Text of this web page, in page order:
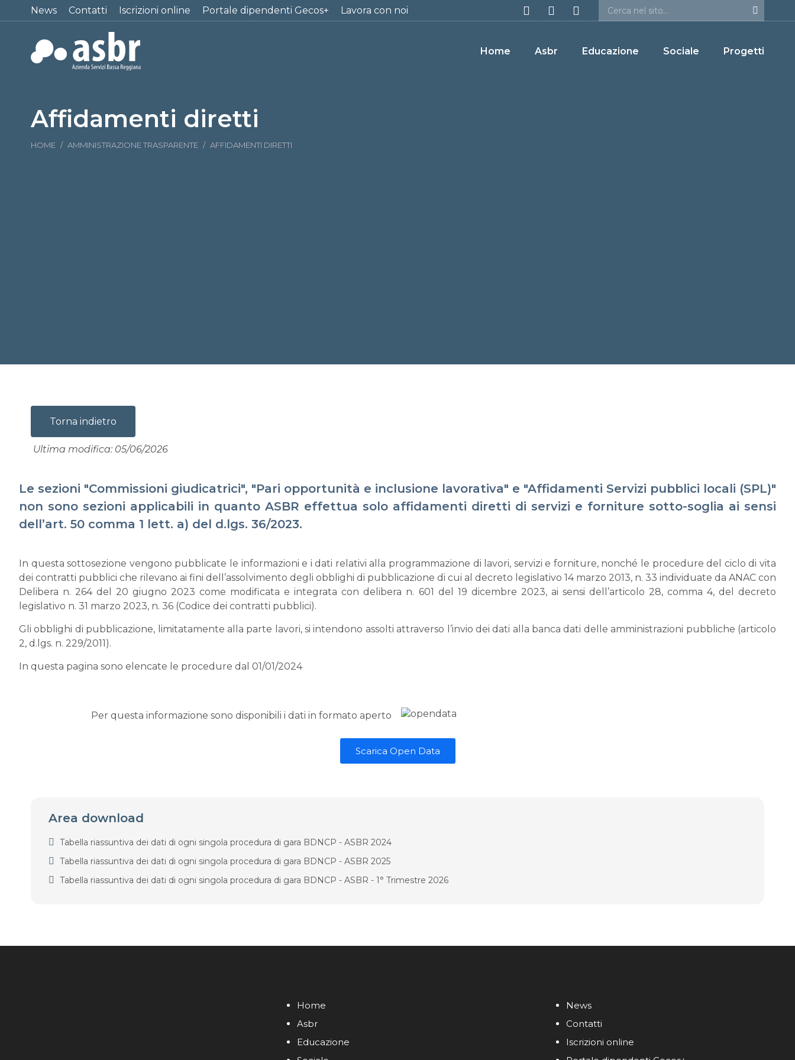
News Contatti Iscrizioni online Portale dipendenti Gecos+ Lavora con noi
Home Asbr Educazione Sociale Progetti
Affidamenti diretti
Tu sei qui:
HOME AMMINISTRAZIONE TRASPARENTE AFFIDAMENTI DIRETTI
Torna indietro
Ultima modifica: 05/06/2026
Le sezioni "Commissioni giudicatrici", "Pari opportunità e inclusione lavorativa" e "Affidamenti Servizi pubblici locali (SPL)"
non sono sezioni applicabili in quanto ASBR effettua solo affidamenti diretti di servizi e forniture sotto-soglia ai sensi
dell’art. 50 comma 1 lett. a) del d.lgs. 36/2023.
In questa sottosezione vengono pubblicate le informazioni e i dati relativi alla programmazione di lavori, servizi e forniture, nonché le procedure del ciclo di vita
dei contratti pubblici che rilevano ai fini dell’assolvimento degli obblighi di pubblicazione di cui al decreto legislativo 14 marzo 2013, n. 33 individuate da ANAC con
Delibera n. 264 del 20 giugno 2023 come modificata e integrata con delibera n. 601 del 19 dicembre 2023, ai sensi dell’articolo 28, comma 4, del decreto
legislativo n. 31 marzo 2023, n. 36 (Codice dei contratti pubblici).
Gli obblighi di pubblicazione, limitatamente alla parte lavori, si intendono assolti attraverso l’invio dei dati alla banca dati delle amministrazioni pubbliche (articolo
2, d.lgs. n. 229/2011).
In questa pagina sono elencate le procedure dal 01/01/2024
Per questa informazione sono disponibili i dati in formato aperto
Scarica Open Data
Area download
Tabella riassuntiva dei dati di ogni singola procedura di gara BDNCP - ASBR 2024
Tabella riassuntiva dei dati di ogni singola procedura di gara BDNCP - ASBR 2025
Tabella riassuntiva dei dati di ogni singola procedura di gara BDNCP - ASBR - 1° Trimestre 2026
Home
Asbr
Educazione
News
Contatti
Iscrizioni online